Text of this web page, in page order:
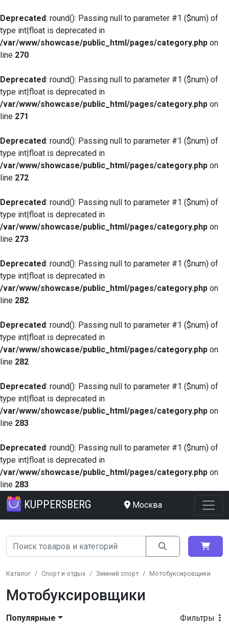
Deprecated: round(): Passing null to parameter #1 ($num) of
type int|float is deprecated in
/var/www/showcase/public_html/pages/category.php on
line 270
Deprecated: round(): Passing null to parameter #1 ($num) of
type int|float is deprecated in
/var/www/showcase/public_html/pages/category.php on
line 271
Deprecated: round(): Passing null to parameter #1 ($num) of
type int|float is deprecated in
/var/www/showcase/public_html/pages/category.php on
line 272
Deprecated: round(): Passing null to parameter #1 ($num) of
type int|float is deprecated in
/var/www/showcase/public_html/pages/category.php on
line 273
Deprecated: round(): Passing null to parameter #1 ($num) of
type int|float is deprecated in
/var/www/showcase/public_html/pages/category.php on
line 282
Deprecated: round(): Passing null to parameter #1 ($num) of
type int|float is deprecated in
/var/www/showcase/public_html/pages/category.php on
line 282
Deprecated: round(): Passing null to parameter #1 ($num) of
type int|float is deprecated in
/var/www/showcase/public_html/pages/category.php on
line 283
Deprecated: round(): Passing null to parameter #1 ($num) of
type int|float is deprecated in
/var/www/showcase/public_html/pages/category.php on
line 283
KUPPERSBERG Москва
Каталог Спорт и отдых Зимний спорт Мотобуксировщики
Мотобуксировщики
Фильтры
Популярные